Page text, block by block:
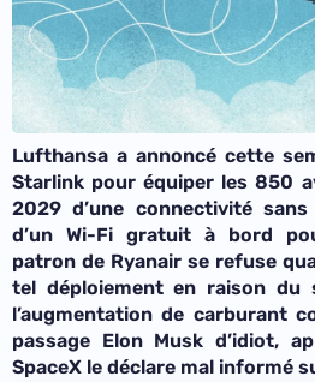
Lufthansa a annoncé cette
Starlink pour équiper les 850
2029 d’une connectivité
d’un Wi-Fi gratuit à bord
patron de Ryanair se refuse
tel déploiement en raison du
l’augmentation de carburant
passage Elon Musk d’idiot,
SpaceX le déclare mal informé